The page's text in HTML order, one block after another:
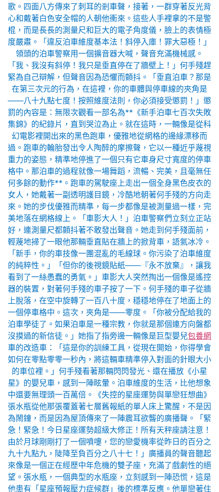
歌。四面八方傳來了刺耳的剎車聲，接著，一群穿著反光背
心和戴著白色安全帽的人朝他衝來。這些人手裡拿的不是警
棍，而是長長的測量尺和巨大的電子角度儀，臉上的表情極
度嚴肅。「違反泊車維度基本法！斜停入庫！罪大惡極！」
領頭的泊車警察用一個擴音器大喊，聲音充滿機械感。
「我、我沒有斜停！我只是垂直停在了牆壁上！」何手殘趕
緊為自己辯解，但聲音因為恐懼而顫抖。「垂直泊車？那是
在第三次元的行為，在這裡，你的車體與停車線的夾角是
——八十九點七度！按照維度法則，你必須接受懲罰！」懲
罰的內容是：無限次觀看一部名為**《新手泊車七百次失敗
集錦》的紀錄片，直到哭泣為止。就在這時，一輛像是從科
幻電影裡開出來的黑色跑車，優雅地從網格的邊緣漂移而
過。跑車的輪胎發出令人陶醉的摩擦聲，它以一種近乎蔑視
重力的姿態，精準地停進了一個只有它車身尺寸寬度的停車
格中。那泊車的過程就像一場舞蹈，流暢、完美，且毫無任
何多餘的動作**。跑車的駕駛座上走出一個全身黑色皮衣的
女人，她戴著一副透明護目鏡，冷酷地朝著何手殘的方向走
來。她的步伐優雅而精準，每一步都像是被測量過一樣，完
美地落在網格線上。「車影大人！」泊車警察們立刻立正站
好，連測量尺都顫抖著不敢發出聲音。她走到何手殘面前，
輕蔑地掃了一眼他那輛垂直貼在牆上的掀背車，語氣冰冷。
「新手，你的車技像一團混亂的毛線球。你污染了泊車維度
的純粹性。」「但你的後視鏡貼紙——『永不放棄』，讓我
看到了一絲愚蠢的勇氣。」車影大人突然掏出一個像是遙控
器的裝置，對著何手殘的車子按了一下。何手殘的車子從牆
上脫落，在空中旋轉了一百八十度，穩穩地停在了地面上的
一個停車格中。這次，夾角是——零度。「你被分配給我的
泊車學徒了。如果泊車是一種宗教，你就是那個連方向盤都
沒摸過的新信徒。」她指了指旁邊一輛像是巨型嬰兒包養網
車的改造車：「這是你的訓練工具，從現在開始，你得學會
如何在零點零零一秒內，將這輛車精準停入對面的針眼大小
的車位裡。」何手殘看著那輛閃閃發光、還在播放《小星
星》的嬰兒車，感到一陣眩暈。泊車維度的生活，比他想象
中還要無理頭一百萬倍。《失控的星座運勢與單戀狂想曲》
張水瓶從他那張覆蓋著七層舊報紙的單人床上驚醒，不是因
為鬧鐘，而是因為屋頂傳來了一陣震耳欲聾的廣播聲。「緊
急！緊急！今日星座運勢超級大修正！所有天秤座請注意！
由於月球剛剛打了一個噴嚏，您的戀愛機率從昨日的百分之
九十九點九，陡降至負百分之八十七！」廣播員的聲音聽起
來像是一個正在經歷中年危機的雙子座，充滿了戲劇性的絕
望。張水瓶，一個典型的水瓶座，立刻感到一陣恐慌，這是
他患有「星座預報壓力症候群」後的標準反應。他單戀著住